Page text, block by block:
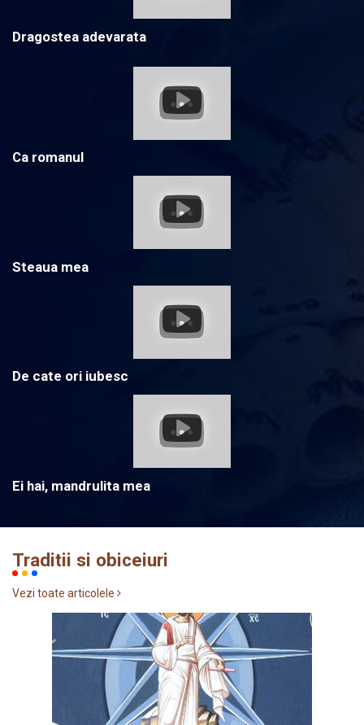
Dragostea adevarata
Ca romanul
Steaua mea
De cate ori iubesc
Ei hai, mandrulita mea
Traditii si obiceiuri
Vezi toate articolele